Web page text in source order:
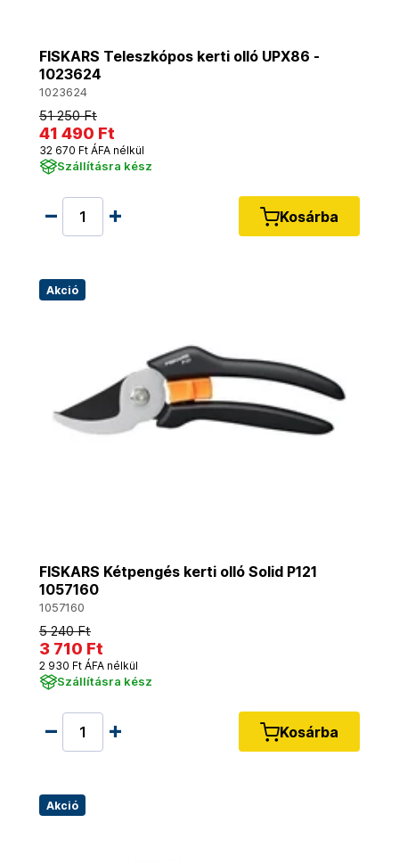
FISKARS Teleszkópos kerti olló UPX86 -
1023624
1023624
51 250 Ft
41 490 Ft
32 670 Ft ÁFA nélkül
Szállításra kész
Kosárba
Akció
FISKARS Kétpengés kerti olló Solid P121
1057160
1057160
5 240 Ft
3 710 Ft
2 930 Ft ÁFA nélkül
Szállításra kész
Kosárba
Akció